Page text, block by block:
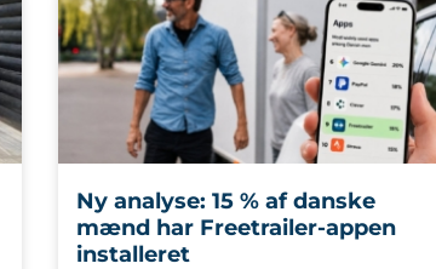
Ny analyse: 15 % af danske
mænd har Freetrailer-appen
installeret